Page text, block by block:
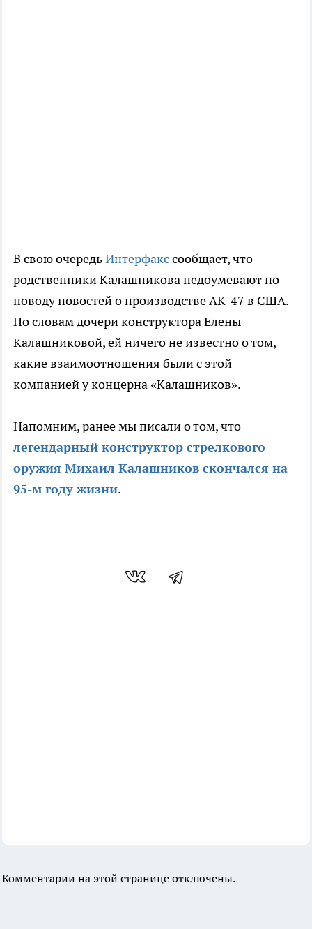
В свою очередьИнтерфакссообщает, что
родственники Калашникова недоумевают по
поводу новостей о производстве АК-47 в США.
По словам дочери конструктора Елены
Калашниковой, ей ничего не известно о том,
какие взаимоотношения были с этой
компанией у концерна «Калашников».
Напомним, ранее мы писали о том, что
легендарный конструктор стрелкового
оружия Михаил Калашников скончался на
95-м году жизни.
Комментарии на этой странице отключены.